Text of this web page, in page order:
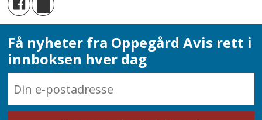
Få nyheter fra Oppegård Avis rett i
innboksen hver dag